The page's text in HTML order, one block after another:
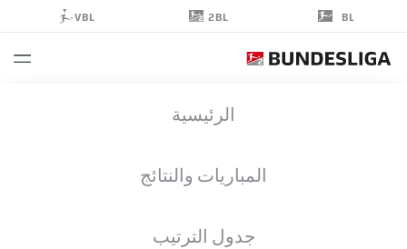
BL
2BL
VBL
الرئيسية
المباريات والنتائج
جدول الترتيب